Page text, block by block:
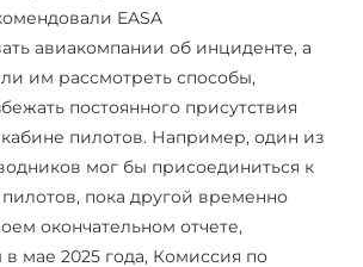
EASA
авиакомпании об инциденте, а
им рассмотреть способы,
постоянного присутствия
пилотов. Например, один из
мог бы присоединиться к
пока другой временно
окончательном отчете,
мае 2025 года, Комиссия по